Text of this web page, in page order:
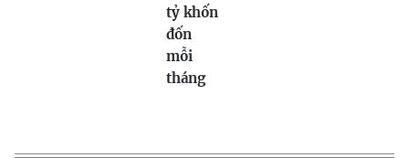
tỷ khốn
đốn
mỗi
tháng